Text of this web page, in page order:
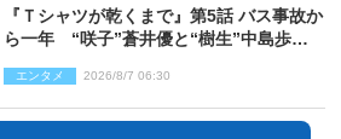
『Ｔシャツが乾くまで』第5話 バス事故か
ら一年 “咲子”蒼井優と“樹生”中島歩は
エンタメ 2026/8/7 06:30